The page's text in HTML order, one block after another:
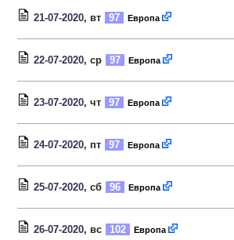
21-07-2020, вт 97 Европа
22-07-2020, ср 97 Европа
23-07-2020, чт 97 Европа
24-07-2020, пт 97 Европа
25-07-2020, сб 96 Европа
26-07-2020, вс 102 Европа